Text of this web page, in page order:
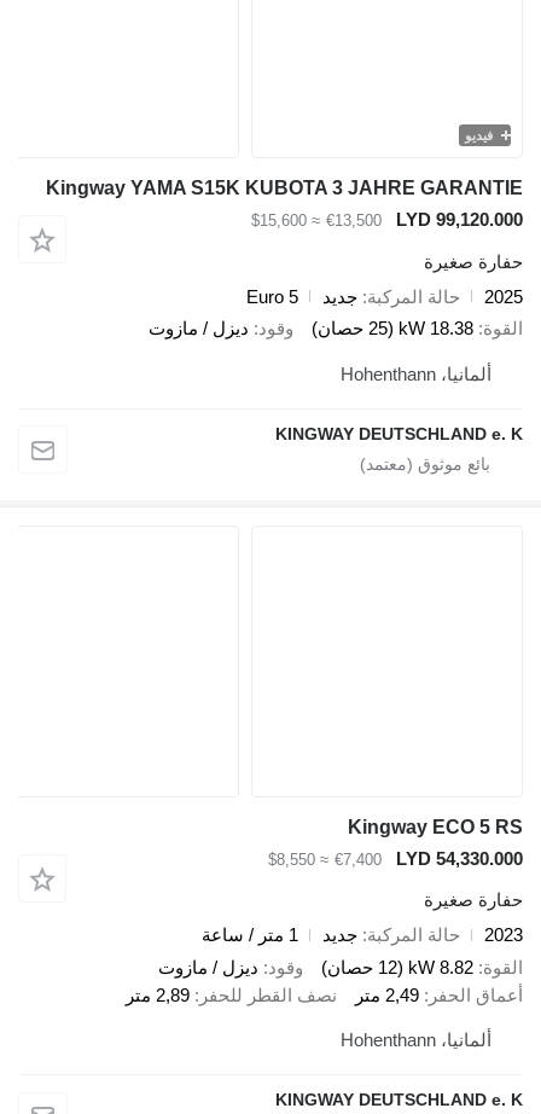
Kingway YAMA S15K KUBOTA 3 JAHRE
LYD
€13,500
≈ $15,600
حالة المركبة جديد
Euro 5
18.38 kW (25 حصان)
وقود ديزل / مازوت
KINGWAY
Kingway
LYD
€7,400
حالة المركبة جديد
1 متر / ساعة
8.82 kW (12 حصان)
وقود ديزل / مازوت
2,49 متر نصف القطر للحفر 2,89 متر
KINGWAY